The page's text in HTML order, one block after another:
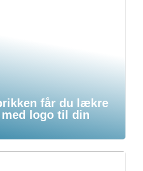
får du lækre
logo til din